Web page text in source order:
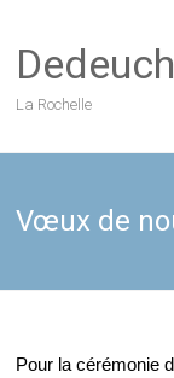
content
La Rochelle
Vœux de
Pour la cérémonie